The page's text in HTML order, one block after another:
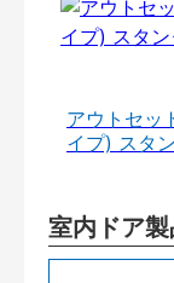
アウトセッ
イプ) スタ
室内ドア